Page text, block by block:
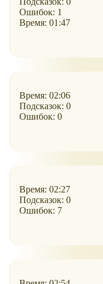
Ошибок: 1
Время: 01:47
Время: 02:06
Подсказок: 0
Ошибок: 0
Время: 02:27
Подсказок: 0
Ошибок: 7